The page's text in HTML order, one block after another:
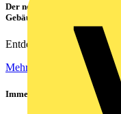
Der neue CATAN C1 von
Gebäudesteuerung
Entdecken Sie die Zukunft
Mehr lesen
Immer das richtige Bild |